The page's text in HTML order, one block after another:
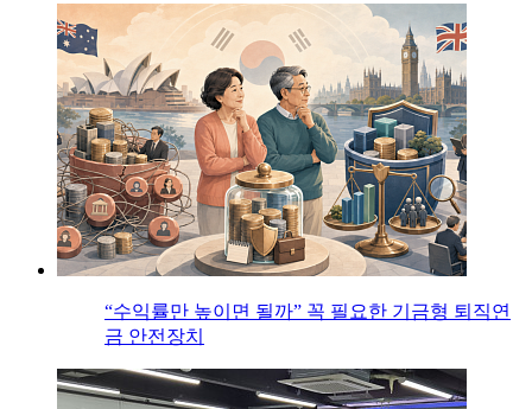
“수익률만 높이면 될까” 꼭 필요한 기금형 퇴직연
금 안전장치